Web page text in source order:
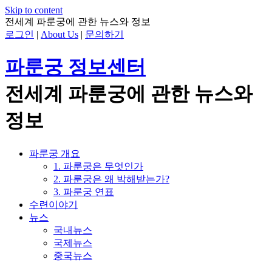
Skip to content
전세계 파룬궁에 관한 뉴스와 정보
로그인 | About Us | 문의하기
파룬궁 정보센터
전세계 파룬궁에 관한 뉴스와
정보
파룬궁 개요
1. 파룬궁은 무엇인가
2. 파룬궁은 왜 박해받는가?
3. 파룬궁 연표
수련이야기
뉴스
국내뉴스
국제뉴스
중국뉴스